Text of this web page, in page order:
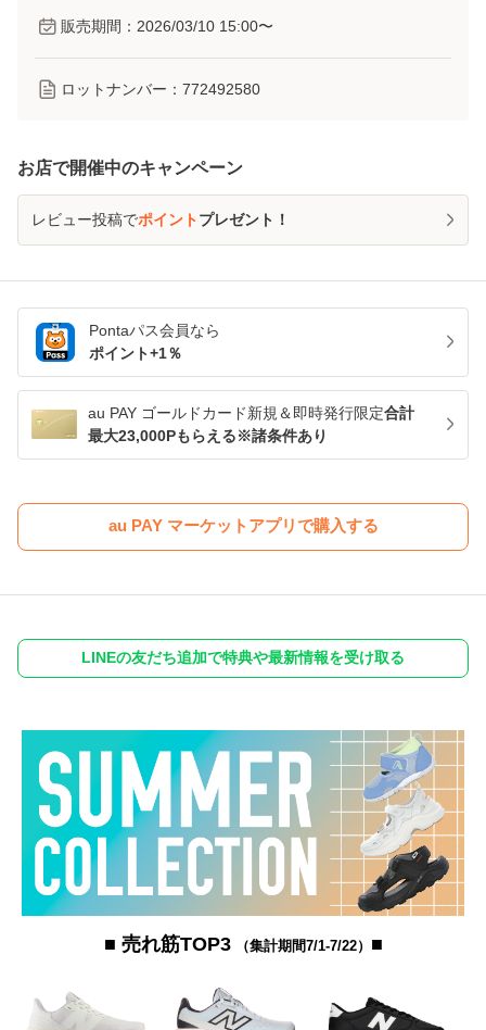
販売期間： 2026/03/10 15:00〜
ロットナンバー： 772492580
お店で開催中のキャンペーン
レビュー投稿でポイントプレゼント！
Pontaパス会員なら
ポイント+1％
au PAY ゴールドカード新規＆即時発行限定合計
最大23,000Pもらえる※諸条件あり
au PAY マーケットアプリで購入する
LINEの友だち追加で特典や最新情報を受け取る
■ 売れ筋TOP3（集計期間7/1-7/22） ■